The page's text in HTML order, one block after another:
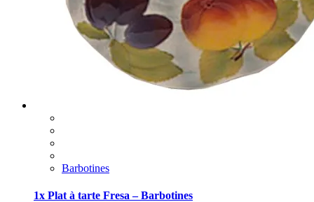
Barbotines
1x Plat à tarte Fresa – Barbotines